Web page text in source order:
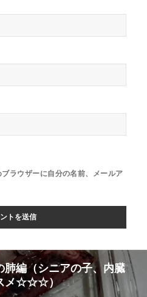
ラウザーに自分の名前、メールア
肺編（シニアの子、内臓
スメ☆☆☆）